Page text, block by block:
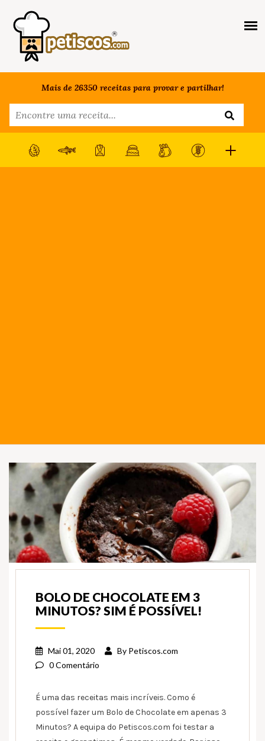
Mais de 26350 receitas para provar e partilhar!
BOLO DE CHOCOLATE EM 3
MINUTOS? SIM É POSSÍVEL!
Mai 01, 2020 By Petiscos.com
0 Comentário
É uma das receitas mais incríveis. Como é
possível fazer um Bolo de Chocolate em apenas 3
Minutos? A equipa do Petiscos.com foi testar a